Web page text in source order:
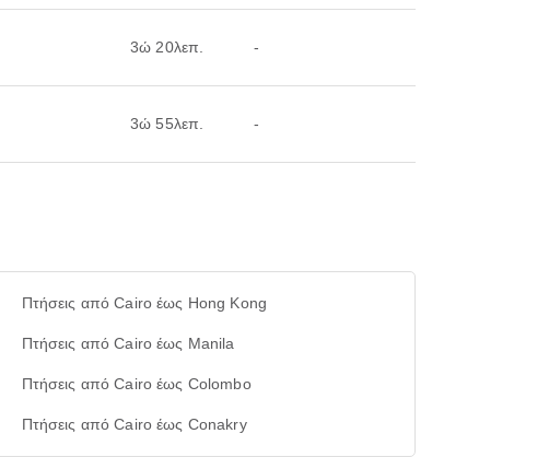
3ώ 20λεπ. -
3ώ 55λεπ. -
Πτήσεις από Cairo έως Hong Kong
Πτήσεις από Cairo έως Manila
Πτήσεις από Cairo έως Colombo
Πτήσεις από Cairo έως Conakry